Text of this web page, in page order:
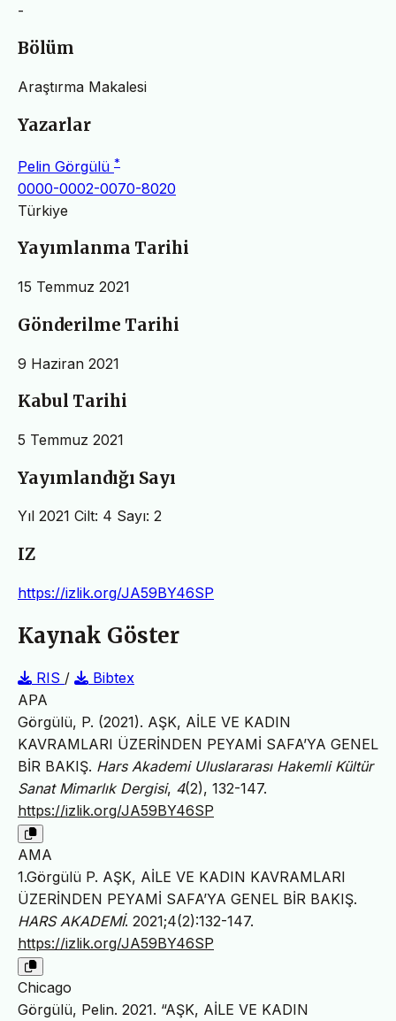
-
Bölüm
Araştırma Makalesi
Yazarlar
Pelin Görgülü *
0000-0002-0070-8020
Türkiye
Yayımlanma Tarihi
15 Temmuz 2021
Gönderilme Tarihi
9 Haziran 2021
Kabul Tarihi
5 Temmuz 2021
Yayımlandığı Sayı
Yıl 2021 Cilt: 4 Sayı: 2
IZ
https://izlik.org/JA59BY46SP
Kaynak Göster
RIS /
Bibtex
APA
Görgülü, P. (2021). AŞK, AİLE VE KADIN
KAVRAMLARI ÜZERİNDEN PEYAMİ SAFA’YA GENEL
BİR BAKIŞ. Hars Akademi Uluslararası Hakemli Kültür
Sanat Mimarlık Dergisi, 4(2), 132-147.
https://izlik.org/JA59BY46SP
AMA
1.Görgülü P. AŞK, AİLE VE KADIN KAVRAMLARI
ÜZERİNDEN PEYAMİ SAFA’YA GENEL BİR BAKIŞ.
HARS AKADEMİ. 2021;4(2):132-147.
https://izlik.org/JA59BY46SP
Chicago
Görgülü, Pelin. 2021. “AŞK, AİLE VE KADIN